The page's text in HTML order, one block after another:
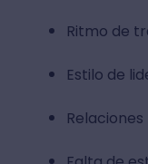
Ritmo de
Estilo de